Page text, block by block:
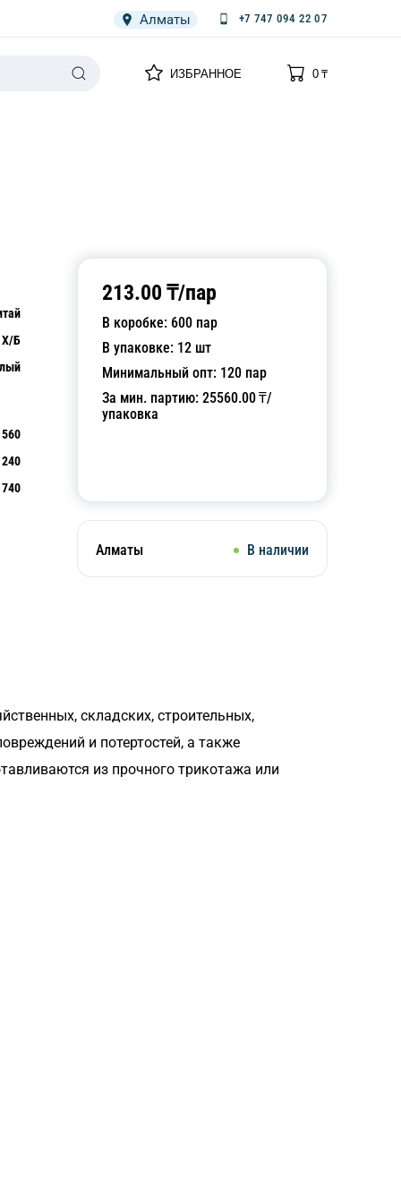
Алматы +7 747 094 22 07
ИЗБРАННОЕ
0
0₸
213.00 ₸/пар
В коробке: 600 пар
В упаковке: 12 шт
Минимальный опт: 120 пар
За мин. партию: 25560.00₸/
упаковка
Алматы В наличии
Х/Б
560
240
740
складских, строительных,
и потертостей, а также
из прочного трикотажа или